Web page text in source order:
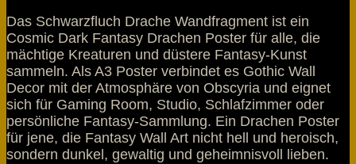
Das Schwarzfluch Drache Wandfragment ist ein
Cosmic Dark Fantasy Drachen Poster für alle, die
mächtige Kreaturen und düstere Fantasy-Kunst
sammeln. Als A3 Poster verbindet es Gothic Wall
Decor mit der Atmosphäre von Obscyria und eignet
sich für Gaming Room, Studio, Schlafzimmer oder
persönliche Fantasy-Sammlung. Ein Drachen Poster
für jene, die Fantasy Wall Art nicht hell und heroisch,
sondern dunkel, gewaltig und geheimnisvoll lieben.